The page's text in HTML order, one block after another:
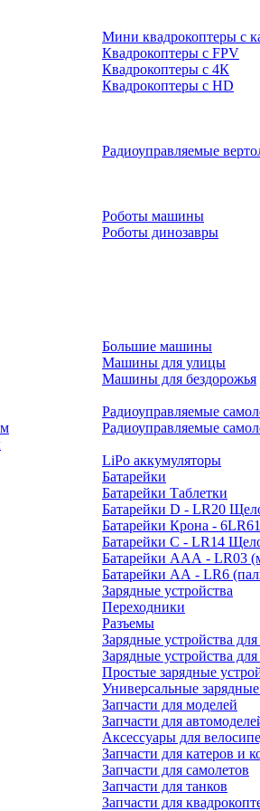
Мини квадрокоптеры с
Квадрокоптеры с FPV
Квадрокоптеры с 4К
Квадрокоптеры с HD
Радиоуправляемые
Роботы машины
Роботы динозавры
Большие машины
Машины для улицы
Машины для бездорожья
Радиоуправляемые
Радиоуправляемые
LiPo аккумуляторы
Батарейки
Батарейки Таблетки
Батарейки D - LR20
Батарейки Крона -
Батарейки C - LR14
Батарейки AAA - LR03
Батарейки AA - LR6
Зарядные устройства
Переходники
Разъемы
Зарядные устройства
Зарядные устройства
Простые зарядные
Универсальные
Запчасти для моделей
Запчасти для
Аксессуары для
Запчасти для катеров и
Запчасти для самолетов
Запчасти для танков
Запчасти для